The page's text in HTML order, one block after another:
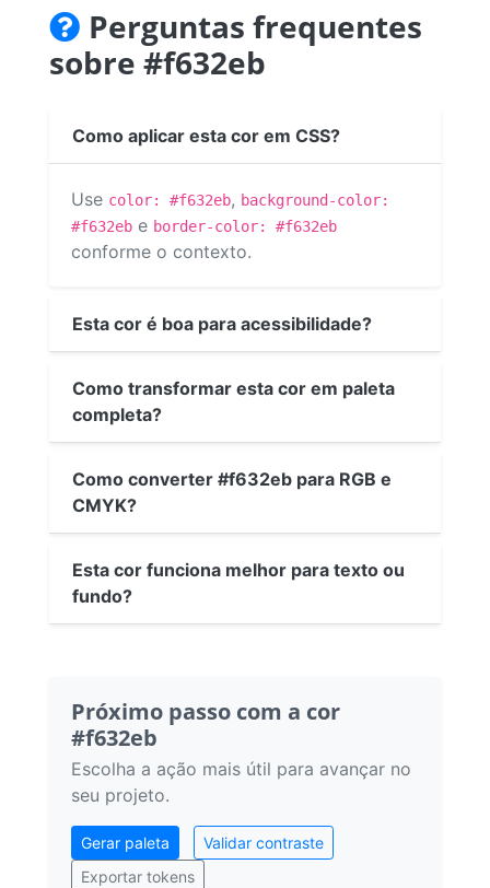
Perguntas frequentes
sobre #f632eb
Como aplicar esta cor em CSS?
Use color: #f632eb, background-color:
#f632eb e border-color: #f632eb
conforme o contexto.
Esta cor é boa para acessibilidade?
Como transformar esta cor em paleta
completa?
Como converter #f632eb para RGB e
CMYK?
Esta cor funciona melhor para texto ou
fundo?
Próximo passo com a cor
#f632eb
Escolha a ação mais útil para avançar no
seu projeto.
Gerar paleta
Validar contraste
Exportar tokens